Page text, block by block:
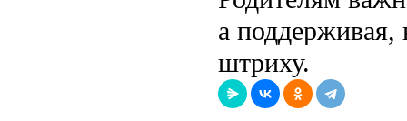
а поддерживая,
штриху.